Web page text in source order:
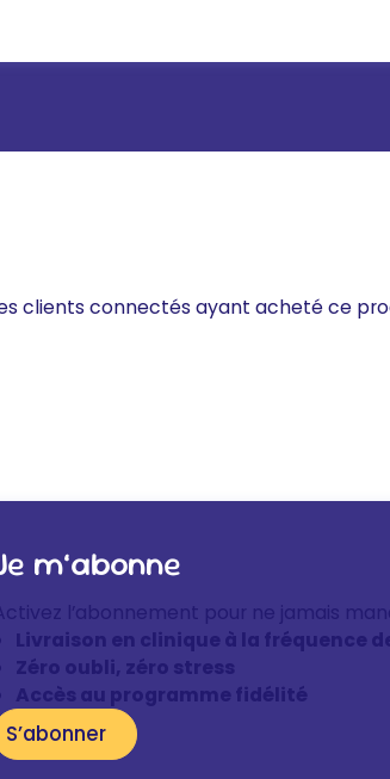
les clients connectés ayant acheté ce
m’abonne
l’abonnement pour ne jamais
Livraison en clinique à la fréquence
Zéro oubli, zéro stress
Accès au programme fidélité
S’abonner